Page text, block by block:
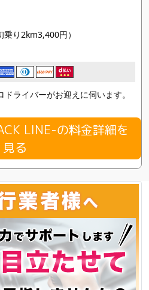
り2km3,400円）
ライバーがお迎えに伺います。
LINE-の料金詳細を
見る